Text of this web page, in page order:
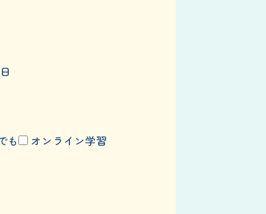
も オンライン学習